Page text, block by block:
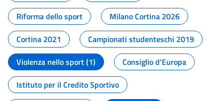
Riforma dello sport
Milano Cortina 2026
Cortina 2021
Campionati studenteschi 2019
Violenza nello sport (1)
Consiglio d'Europa
Istituto per il Credito Sportivo